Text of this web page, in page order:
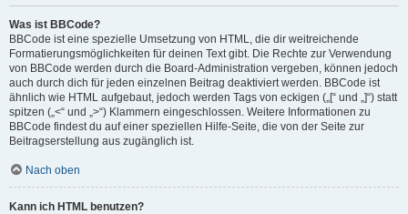
Was ist BBCode?
BBCode ist eine spezielle Umsetzung von HTML, die dir weitreichende
Formatierungsmöglichkeiten für deinen Text gibt. Die Rechte zur Verwendung
von BBCode werden durch die Board-Administration vergeben, können jedoch
auch durch dich für jeden einzelnen Beitrag deaktiviert werden. BBCode ist
ähnlich wie HTML aufgebaut, jedoch werden Tags von eckigen („[“ und „]“) statt
spitzen („<“ und „>“) Klammern eingeschlossen. Weitere Informationen zu
BBCode findest du auf einer speziellen Hilfe-Seite, die von der Seite zur
Beitragserstellung aus zugänglich ist.
Nach oben
Kann ich HTML benutzen?